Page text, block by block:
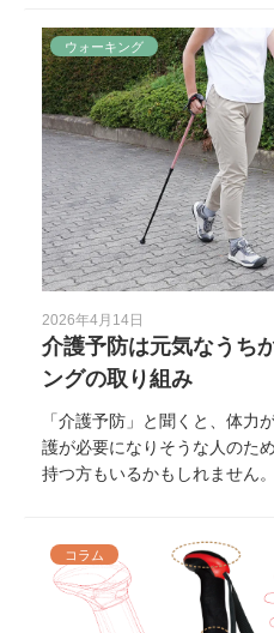
しながら、外出や歩行を無理
本杖という選択肢についてご
ウォーキング
2026年4月14日
介護予防は元気なうち
ングの取り組み
「介護予防」と聞くと、体力
護が必要になりそうな人のた
持つ方もいるかもしれません
じられる、60歳以上の元気な
護一次予防の考え方と、取り
します。
コラム